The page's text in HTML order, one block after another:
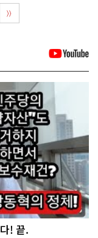
〉〉
! 끝.